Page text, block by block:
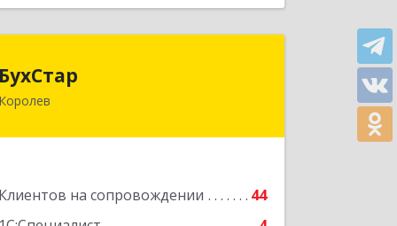
БухСтар
Королев
Клиентов на сопровождении
44
141090, Московская обл, Королев г,
Подробнее